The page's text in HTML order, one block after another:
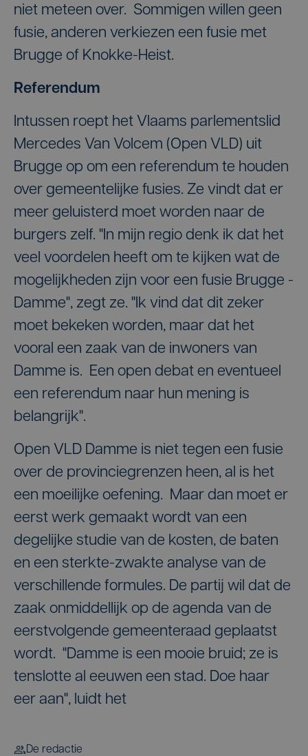
niet meteen over. Sommigen willen geen
fusie, anderen verkiezen een fusie met
Brugge of Knokke-Heist.
Referendum
Intussen roept het Vlaams parlementslid
Mercedes Van Volcem (Open VLD) uit
Brugge op om een referendum te houden
over gemeentelijke fusies. Ze vindt dat er
meer geluisterd moet worden naar de
burgers zelf. "In mijn regio denk ik dat het
veel voordelen heeft om te kijken wat de
mogelijkheden zijn voor een fusie Brugge -
Damme", zegt ze. "Ik vind dat dit zeker
moet bekeken worden, maar dat het
vooral een zaak van de inwoners van
Damme is. Een open debat en eventueel
een referendum naar hun mening is
belangrijk".
Open VLD Damme is niet tegen een fusie
over de provinciegrenzen heen, al is het
een moeilijke oefening. Maar dan moet er
eerst werk gemaakt wordt van een
degelijke studie van de kosten, de baten
en een sterkte-zwakte analyse van de
verschillende formules. De partij wil dat de
zaak onmiddellijk op de agenda van de
eerstvolgende gemeenteraad geplaatst
wordt. "Damme is een mooie bruid; ze is
tenslotte al eeuwen een stad. Doe haar
eer aan", luidt het
De redactie